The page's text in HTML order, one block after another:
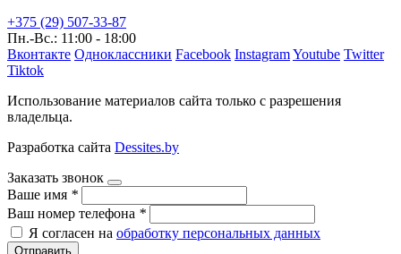
+375 (29) 507-33-87
Пн.-Вс.: 11:00 - 18:00
Вконтакте Одноклассники Facebook InstagramYoutube Twitter
Tiktok
Использование материалов сайта только с разрешения
владельца.
Разработка сайта Dessites.by
Заказать звонок
Ваше имя *
Ваш номер телефона *
Я согласен на обработку персональных данных
Отправить